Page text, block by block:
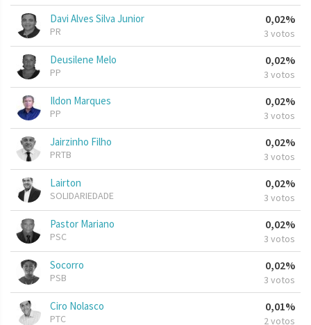
Davi Alves Silva Junior
PR
0,02%
3 votos
Deusilene Melo
PP
0,02%
3 votos
Ildon Marques
PP
0,02%
3 votos
Jairzinho Filho
PRTB
0,02%
3 votos
Lairton
SOLIDARIEDADE
0,02%
3 votos
Pastor Mariano
PSC
0,02%
3 votos
Socorro
PSB
0,02%
3 votos
Ciro Nolasco
PTC
0,01%
2 votos